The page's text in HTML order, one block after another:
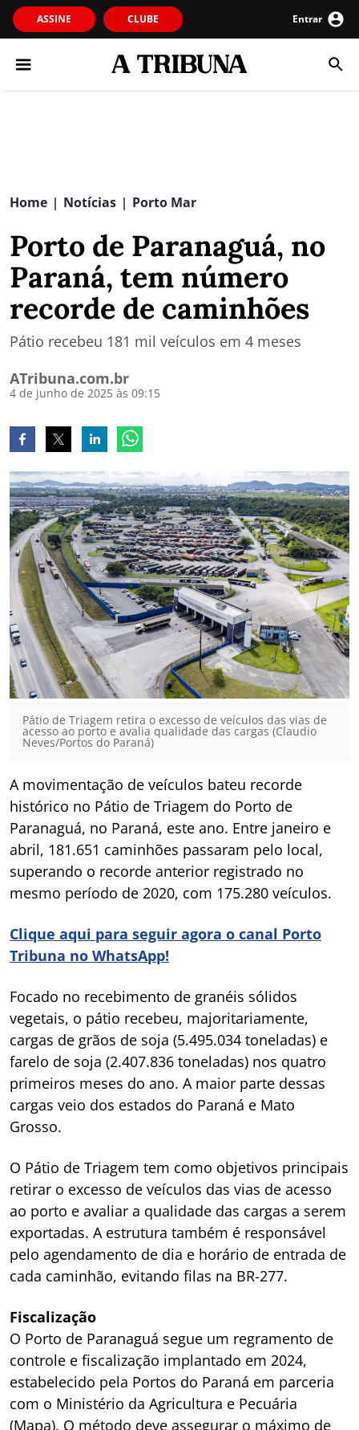
ASSINE CLUBE Entrar
Home | Notícias | Porto Mar
Porto de Paranaguá, no
Paraná, tem número
recorde de caminhões
Pátio recebeu 181 mil veículos em 4 meses
ATribuna.com.br
4 de junho de 2025 às 09:15
Pátio de Triagem retira o excesso de veículos das vias de
acesso ao porto e avalia qualidade das cargas (Claudio
Neves/Portos do Paraná)
A movimentação de veículos bateu recorde
histórico no Pátio de Triagem do Porto de
Paranaguá, no Paraná, este ano. Entre janeiro e
abril, 181.651 caminhões passaram pelo local,
superando o recorde anterior registrado no
mesmo período de 2020, com 175.280 veículos.
Clique aqui para seguir agora o canal Porto
Tribuna no WhatsApp!
Focado no recebimento de granéis sólidos
vegetais, o pátio recebeu, majoritariamente,
cargas de grãos de soja (5.495.034 toneladas) e
farelo de soja (2.407.836 toneladas) nos quatro
primeiros meses do ano. A maior parte dessas
cargas veio dos estados do Paraná e Mato
Grosso.
O Pátio de Triagem tem como objetivos principais
retirar o excesso de veículos das vias de acesso
ao porto e avaliar a qualidade das cargas a serem
exportadas. A estrutura também é responsável
pelo agendamento de dia e horário de entrada de
cada caminhão, evitando filas na BR-277.
Fiscalização
O Porto de Paranaguá segue um regramento de
controle e fiscalização implantado em 2024,
estabelecido pela Portos do Paraná em parceria
com o Ministério da Agricultura e Pecuária
(Mapa). O método deve assegurar o máximo de